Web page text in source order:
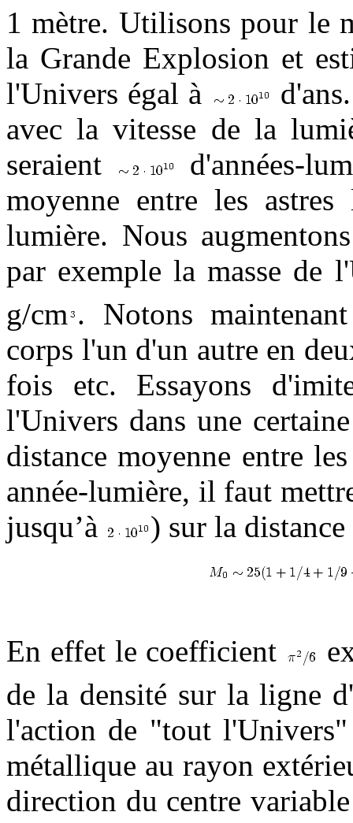
1 mètre. Utilisons pour le
la Grande Explosion et
l'Univers égal à
avec la vitesse de la
seraient
d'années-
moyenne entre les
lumière. Nous
par exemple la masse de
g/cm . Notons
corps l'un d'un autre en
fois etc. Essayons
l'Univers dans une
distance moyenne entre
année-lumière, il faut
jusqu’à
) sur la
En effet le coefficient
de la densité sur la ligne
l'action de "tout
métallique au rayon
direction du centre